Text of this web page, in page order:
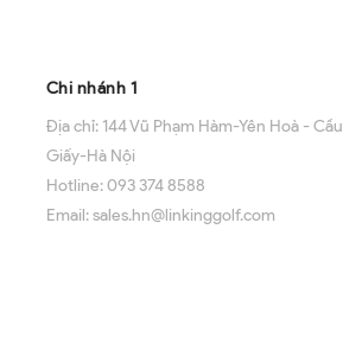
Chi nhánh 1
Địa chỉ:144 Vũ Phạm Hàm-Yên Hoà - Cầu
Giấy-Hà Nội
Hotline: 093 374 8588
Email: sales.hn@linkinggolf.com